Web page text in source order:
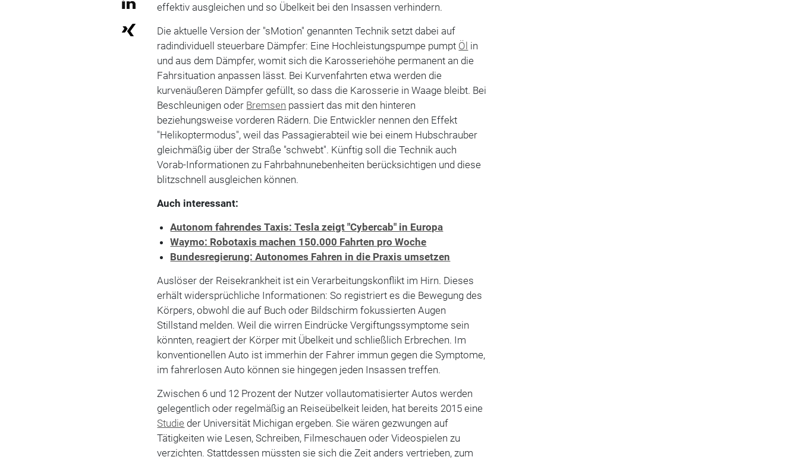
effektiv ausgleichen und so Übelkeit bei den Insassen verhindern.
Die aktuelle Version der "sMotion" genannten Technik setzt dabei auf
radindividuell steuerbare Dämpfer: Eine Hochleistungspumpe pumpt Öl in
und aus dem Dämpfer, womit sich die Karosseriehöhe permanent an die
Fahrsituation anpassen lässt. Bei Kurvenfahrten etwa werden die
kurvenäußeren Dämpfer gefüllt, so dass die Karosserie in Waage bleibt. Bei
Beschleunigen oder Bremsen passiert das mit den hinteren
beziehungsweise vorderen Rädern. Die Entwickler nennen den Effekt
"Helikoptermodus", weil das Passagierabteil wie bei einem Hubschrauber
gleichmäßig über der Straße "schwebt". Künftig soll die Technik auch
Vorab-Informationen zu Fahrbahnunebenheiten berücksichtigen und diese
blitzschnell ausgleichen können.
Auch interessant:
Autonom fahrendes Taxis: Tesla zeigt "Cybercab" in Europa
Waymo: Robotaxis machen 150.000 Fahrten pro Woche
Bundesregierung: Autonomes Fahren in die Praxis umsetzen
Auslöser der Reisekrankheit ist ein Verarbeitungskonflikt im Hirn. Dieses
erhält widersprüchliche Informationen: So registriert es die Bewegung des
Körpers, obwohl die auf Buch oder Bildschirm fokussierten Augen
Stillstand melden. Weil die wirren Eindrücke Vergiftungssymptome sein
könnten, reagiert der Körper mit Übelkeit und schließlich Erbrechen. Im
konventionellen Auto ist immerhin der Fahrer immun gegen die Symptome,
im fahrerlosen Auto können sie hingegen jeden Insassen treffen.
Zwischen 6 und 12 Prozent der Nutzer vollautomatisierter Autos werden
gelegentlich oder regelmäßig an Reiseübelkeit leiden, hat bereits 2015 eine
Studie der Universität Michigan ergeben. Sie wären gezwungen auf
Tätigkeiten wie Lesen, Schreiben, Filmeschauen oder Videospielen zu
verzichten. Stattdessen müssten sie sich die Zeit anders vertrieben, zum